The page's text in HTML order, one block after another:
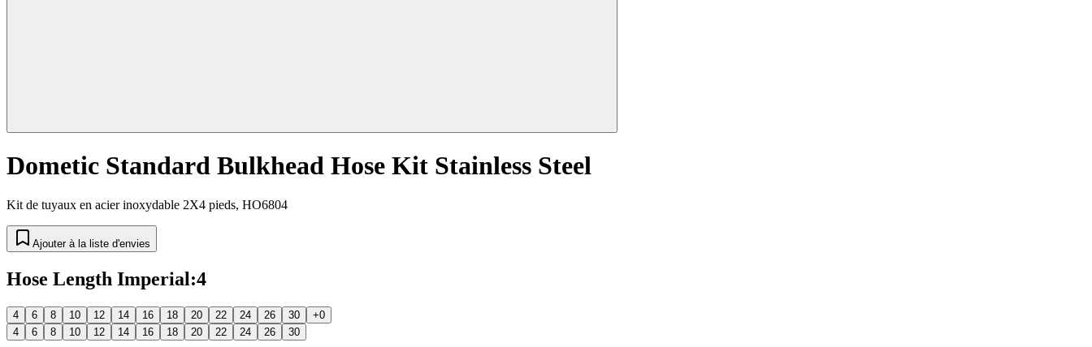
Dometic Standard Bulkhead Hose Kit Stainless Steel
Kit de tuyaux en acier inoxydable 2X4 pieds, HO6804
Ajouter à la liste d'envies
Hose Length Imperial:4
4 6 8 10 12 14 16 18 20 22 24 26 30
+0
4
6 8 10 12 14 16 18 20 22 24 26 30